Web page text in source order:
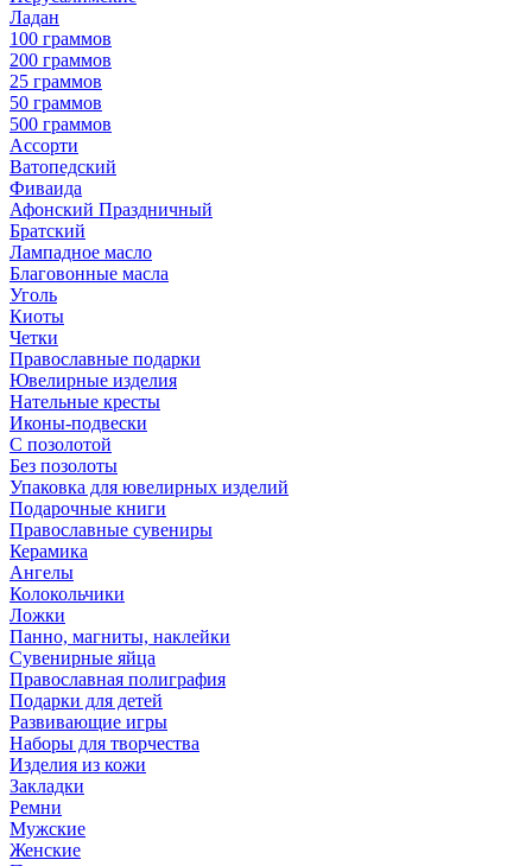
Ладан
100 граммов
200 граммов
25 граммов
50 граммов
500 граммов
Ассорти
Ватопедский
Фиваида
Афонский Праздничный
Братский
Лампадное масло
Благовонные масла
Уголь
Киоты
Четки
Православные подарки
Ювелирные изделия
Нательные кресты
Иконы-подвески
С позолотой
Без позолоты
Упаковка для ювелирных изделий
Подарочные книги
Православные сувениры
Керамика
Ангелы
Колокольчики
Ложки
Панно, магниты, наклейки
Сувенирные яйца
Православная полиграфия
Подарки для детей
Развивающие игры
Наборы для творчества
Изделия из кожи
Закладки
Ремни
Мужские
Женские